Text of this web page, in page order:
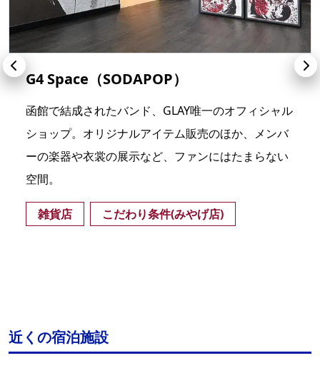
G4 Space（SODAPOP）
函館で結成されたバンド、GLAY唯一のオフィシャル
ショップ。オリジナルアイテム販売のほか、メンバ
ーの楽器や衣裳の展示など、ファンにはたまらない
空間。
雑貨店 こだわり条件(みやげ店)
近くの宿泊施設